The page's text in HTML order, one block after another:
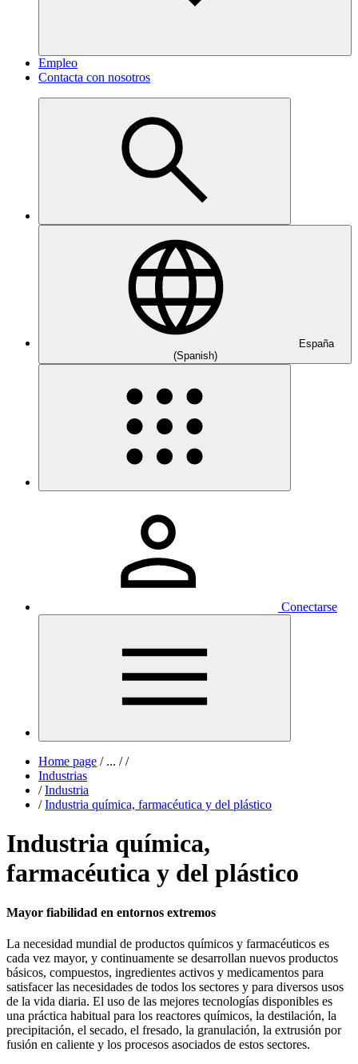
Empleo
Contacta con nosotros
España
(Spanish)
Conectarse
Home page /... / /
Industrias
/ Industria
/ Industria química, farmacéutica y del plástico
Industria química,
farmacéutica y del plástico
Mayor fiabilidad en entornos extremos
La necesidad mundial de productos químicos y farmacéuticos es
cada vez mayor, y continuamente se desarrollan nuevos productos
básicos, compuestos, ingredientes activos y medicamentos para
satisfacer las necesidades de todos los sectores y para diversos usos
de la vida diaria. El uso de las mejores tecnologías disponibles es
una práctica habitual para los reactores químicos, la destilación, la
precipitación, el secado, el fresado, la granulación, la extrusión por
fusión en caliente y los procesos asociados de estos sectores.